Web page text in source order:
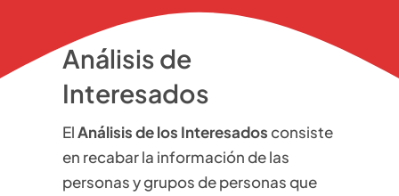
Análisis de
Interesados
ElAnálisis de los Interesados consiste
en recabar la información de las
personas y grupos de personas que